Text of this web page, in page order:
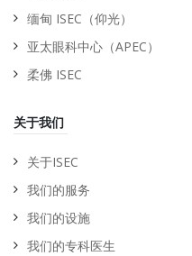
缅甸 ISEC（仰光）
亚太眼科中心（APEC）
柔佛 ISEC
关于我们
关于ISEC
我们的服务
我们的设施
我们的专科医生